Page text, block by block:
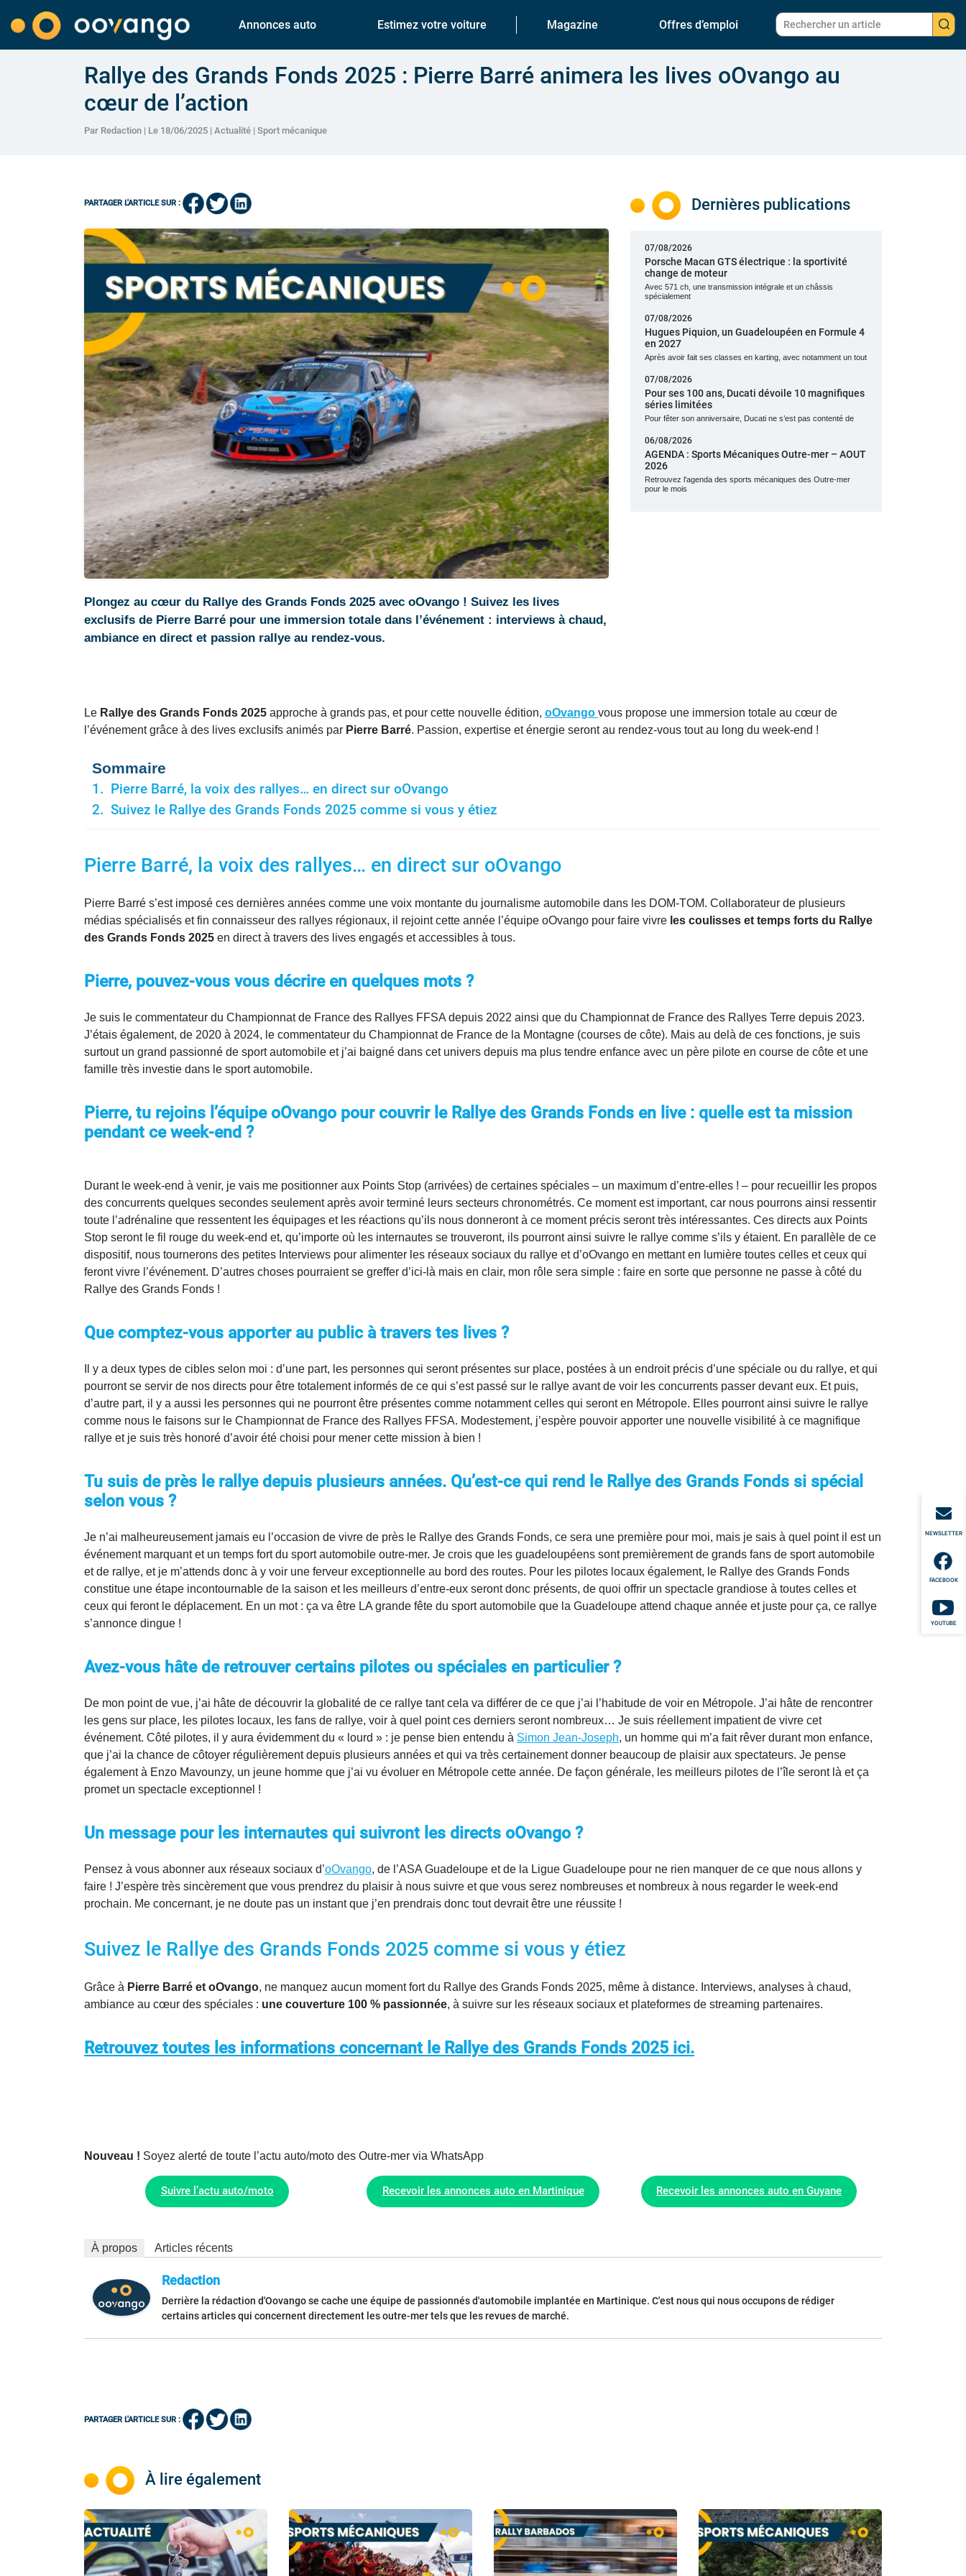
Annonces auto Estimez votre voiture Magazine Offres d’emploi
NEWSLETTER
FACEBOOK
YOUTUBE
Rallye des Grands Fonds 2025 : Pierre Barré animera les lives oOvango au
cœur de l’action
Par Redaction | Le 18/06/2025 | Actualité | Sport mécanique
PARTAGER L'ARTICLE SUR :
Plongez au cœur du Rallye des Grands Fonds 2025 avec oOvango ! Suivez les lives
exclusifs de Pierre Barré pour une immersion totale dans l’événement : interviews à chaud,
ambiance en direct et passion rallye au rendez-vous.
Dernières publications
07/08/2026
Porsche Macan GTS électrique : la sportivité
change de moteur
Avec 571 ch, une transmission intégrale et un châssis
spécialement
07/08/2026
Hugues Piquion, un Guadeloupéen en Formule 4
en 2027
Après avoir fait ses classes en karting, avec notamment un tout
07/08/2026
Pour ses 100 ans, Ducati dévoile 10 magnifiques
séries limitées
Pour fêter son anniversaire, Ducati ne s’est pas contenté de
06/08/2026
AGENDA : Sports Mécaniques Outre-mer – AOUT
2026
Retrouvez l'agenda des sports mécaniques des Outre-mer
pour le mois
Le Rallye des Grands Fonds 2025 approche à grands pas, et pour cette nouvelle édition, oOvango vous propose une immersion totale au cœur de
l’événement grâce à des lives exclusifs animés par Pierre Barré. Passion, expertise et énergie seront au rendez-vous tout au long du week-end !
Sommaire
Pierre Barré, la voix des rallyes… en direct sur oOvango
Suivez le Rallye des Grands Fonds 2025 comme si vous y étiez
Pierre Barré, la voix des rallyes… en direct sur oOvango
Pierre Barré s’est imposé ces dernières années comme une voix montante du journalisme automobile dans les DOM-TOM. Collaborateur de plusieurs
médias spécialisés et fin connaisseur des rallyes régionaux, il rejoint cette année l’équipe oOvango pour faire vivre les coulisses et temps forts du Rallye
des Grands Fonds 2025 en direct à travers des lives engagés et accessibles à tous.
Pierre, pouvez-vous vous décrire en quelques mots ?
Je suis le commentateur du Championnat de France des Rallyes FFSA depuis 2022 ainsi que du Championnat de France des Rallyes Terre depuis 2023.
J’étais également, de 2020 à 2024, le commentateur du Championnat de France de la Montagne (courses de côte). Mais au delà de ces fonctions, je suis
surtout un grand passionné de sport automobile et j’ai baigné dans cet univers depuis ma plus tendre enfance avec un père pilote en course de côte et une
famille très investie dans le sport automobile.
Pierre, tu rejoins l’équipe oOvango pour couvrir le Rallye des Grands Fonds en live : quelle est ta mission
pendant ce week-end ?
Durant le week-end à venir, je vais me positionner aux Points Stop (arrivées) de certaines spéciales – un maximum d’entre-elles ! – pour recueillir les propos
des concurrents quelques secondes seulement après avoir terminé leurs secteurs chronométrés. Ce moment est important, car nous pourrons ainsi ressentir
toute l’adrénaline que ressentent les équipages et les réactions qu’ils nous donneront à ce moment précis seront très intéressantes. Ces directs aux Points
Stop seront le fil rouge du week-end et, qu’importe où les internautes se trouveront, ils pourront ainsi suivre le rallye comme s’ils y étaient. En parallèle de ce
dispositif, nous tournerons des petites Interviews pour alimenter les réseaux sociaux du rallye et d’oOvango en mettant en lumière toutes celles et ceux qui
feront vivre l’événement. D’autres choses pourraient se greffer d’ici-là mais en clair, mon rôle sera simple : faire en sorte que personne ne passe à côté du
Rallye des Grands Fonds !
Que comptez-vous apporter au public à travers tes lives ?
Il y a deux types de cibles selon moi : d’une part, les personnes qui seront présentes sur place, postées à un endroit précis d’une spéciale ou du rallye, et qui
pourront se servir de nos directs pour être totalement informés de ce qui s’est passé sur le rallye avant de voir les concurrents passer devant eux. Et puis,
d’autre part, il y a aussi les personnes qui ne pourront être présentes comme notamment celles qui seront en Métropole. Elles pourront ainsi suivre le rallye
comme nous le faisons sur le Championnat de France des Rallyes FFSA. Modestement, j’espère pouvoir apporter une nouvelle visibilité à ce magnifique
rallye et je suis très honoré d’avoir été choisi pour mener cette mission à bien !
Tu suis de près le rallye depuis plusieurs années. Qu’est-ce qui rend le Rallye des Grands Fonds si spécial
selon vous ?
Je n’ai malheureusement jamais eu l’occasion de vivre de près le Rallye des Grands Fonds, ce sera une première pour moi, mais je sais à quel point il est un
événement marquant et un temps fort du sport automobile outre-mer. Je crois que les guadeloupéens sont premièrement de grands fans de sport automobile
et de rallye, et je m’attends donc à y voir une ferveur exceptionnelle au bord des routes. Pour les pilotes locaux également, le Rallye des Grands Fonds
constitue une étape incontournable de la saison et les meilleurs d’entre-eux seront donc présents, de quoi offrir un spectacle grandiose à toutes celles et
ceux qui feront le déplacement. En un mot : ça va être LA grande fête du sport automobile que la Guadeloupe attend chaque année et juste pour ça, ce rallye
s’annonce dingue !
Avez-vous hâte de retrouver certains pilotes ou spéciales en particulier ?
De mon point de vue, j’ai hâte de découvrir la globalité de ce rallye tant cela va différer de ce que j’ai l’habitude de voir en Métropole. J’ai hâte de rencontrer
les gens sur place, les pilotes locaux, les fans de rallye, voir à quel point ces derniers seront nombreux… Je suis réellement impatient de vivre cet
événement. Côté pilotes, il y aura évidemment du « lourd » : je pense bien entendu à Simon Jean-Joseph, un homme qui m’a fait rêver durant mon enfance,
que j’ai la chance de côtoyer régulièrement depuis plusieurs années et qui va très certainement donner beaucoup de plaisir aux spectateurs. Je pense
également à Enzo Mavounzy, un jeune homme que j’ai vu évoluer en Métropole cette année. De façon générale, les meilleurs pilotes de l’île seront là et ça
promet un spectacle exceptionnel !
Un message pour les internautes qui suivront les directs oOvango ?
Pensez à vous abonner aux réseaux sociaux d’oOvango, de l’ASA Guadeloupe et de la Ligue Guadeloupe pour ne rien manquer de ce que nous allons y
faire ! J’espère très sincèrement que vous prendrez du plaisir à nous suivre et que vous serez nombreuses et nombreux à nous regarder le week-end
prochain. Me concernant, je ne doute pas un instant que j’en prendrais donc tout devrait être une réussite !
Suivez le Rallye des Grands Fonds 2025 comme si vous y étiez
Grâce à Pierre Barré et oOvango, ne manquez aucun moment fort du Rallye des Grands Fonds 2025, même à distance. Interviews, analyses à chaud,
ambiance au cœur des spéciales : une couverture 100 % passionnée, à suivre sur les réseaux sociaux et plateformes de streaming partenaires.
Retrouvez toutes les informations concernant le Rallye des Grands Fonds 2025 ici.
Nouveau ! Soyez alerté de toute l’actu auto/moto des Outre-mer via WhatsApp
Suivre l’actu auto/moto Recevoir les annonces auto en Martinique Recevoir les annonces auto en Guyane
À propos Articles récents
Redaction
Derrière la rédaction d'Oovango se cache une équipe de passionnés d'automobile implantée en Martinique. C'est nous qui nous occupons de rédiger
certains articles qui concernent directement les outre-mer tels que les revues de marché.
PARTAGER L'ARTICLE SUR :
À lire également